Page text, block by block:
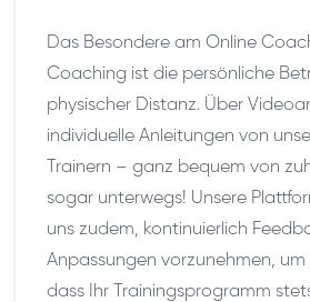
Das Besondere am Online
Coaching ist die persönliche
physischer Distanz. Über
individuelle Anleitungen von
Trainern – ganz bequem von
sogar unterwegs! Unsere
uns zudem, kontinuierlich
Anpassungen vorzunehmen, um
dass Ihr Trainingsprogramm